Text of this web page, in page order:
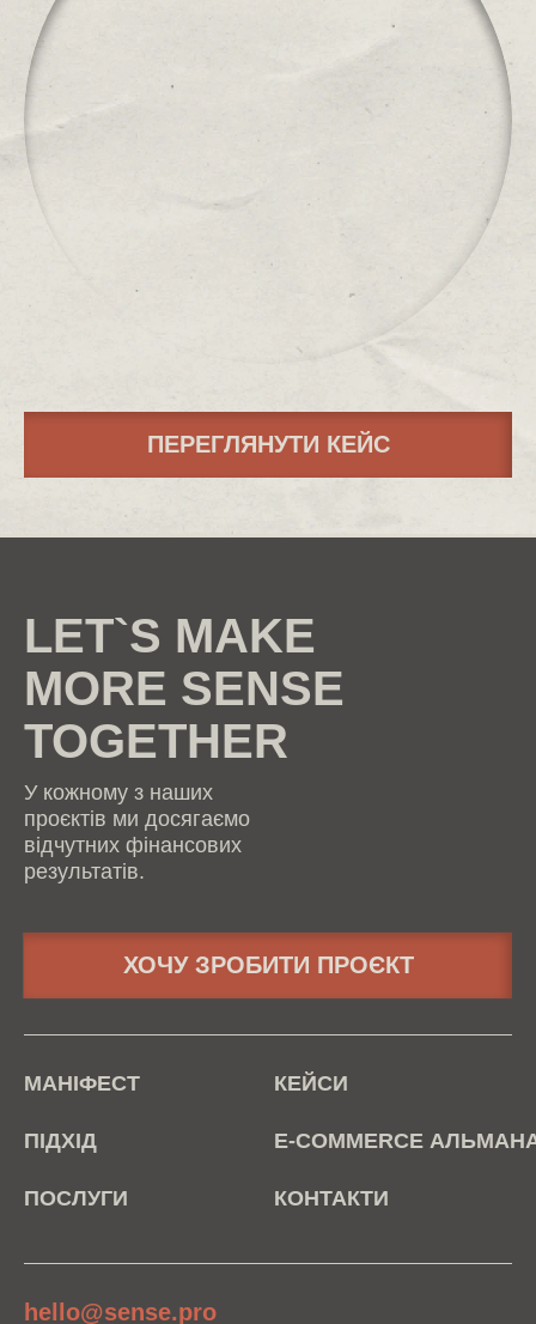
ПЕРЕГЛЯНУТИ КЕЙС
LET`S MAKE
MORE SENSE
TOGETHER
У кожному з наших
проєктів ми досягаємо
відчутних фінансових
результатів.
ХОЧУ ЗРОБИТИ ПРОЄКТ
МАНІФЕСТ
ПІДХІД
ПОСЛУГИ
КЕЙСИ
E-COMMERCE
КОНТАКТИ
hello@sense.pro